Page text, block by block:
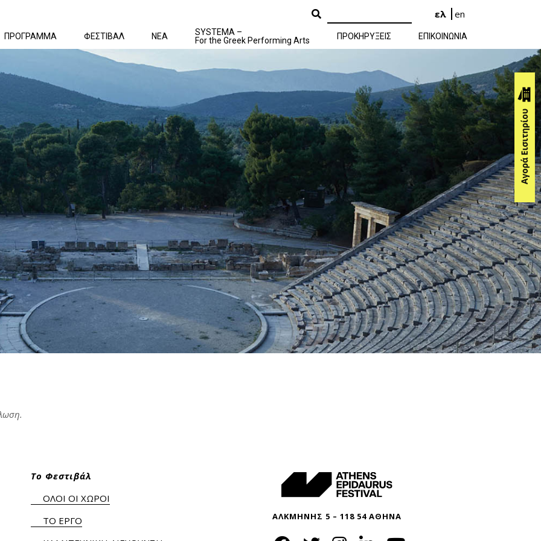
ελ en
ΠΡΟΓΡΑΜΜΑ ΦΕΣΤΙΒΑΛ ΝΕΑ
SYSTEMA –
For the Greek Performing Arts
ΠΡΟΚΗΡΥΞΕΙΣ ΕΠΙΚΟΙΝΩΝΙΑ
Το Φεστιβάλ
ΟΛΟΙ ΟΙ ΧΩΡΟΙ
ΤΟ ΕΡΓΟ
ΑΛΚΜΗΝΗΣ 5 – 118 54 ΑΘΗΝΑ